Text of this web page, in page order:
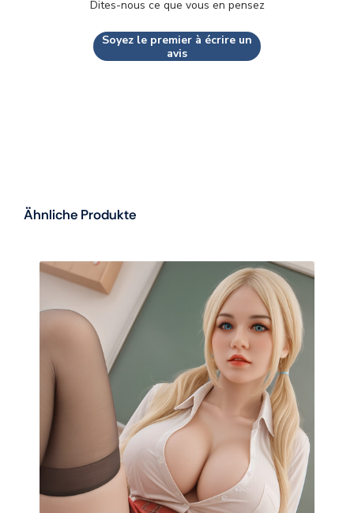
Dites-nous ce que vous en pensez
Soyez le premier à écrire un
avis
Ähnliche Produkte